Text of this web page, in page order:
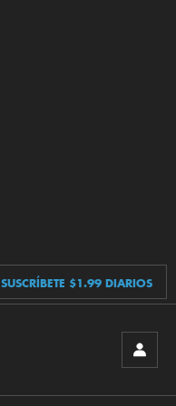
SUSCRÍBETE $1.99 DIARIOS